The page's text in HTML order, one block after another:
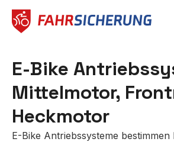
Zum
Inhalt
E-Bike
Mittelmotor,
Heckmotor
E-Bike Antriebssysteme